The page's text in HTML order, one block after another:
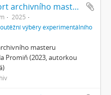
MediaInfo report archivního masteru
2025
výběry experimentálního
masteru
Promiň (2023, autorkou